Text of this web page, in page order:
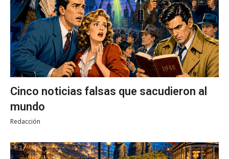
Cinco noticias falsas que sacudieron al
mundo
Redacción